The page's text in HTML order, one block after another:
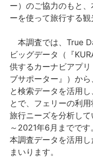
ー）のご協力のもと
ーを使って旅行する観
本調査では、True
ビッグデータ（『
供するカーナビアプ
ブサポーター』）か
と検索データを活用
とで、フェリーの利
旅行ニーズを分析し
～2021年6月までです
本調査データを活用
まいります。